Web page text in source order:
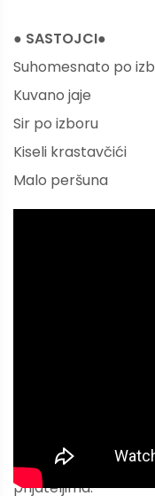
● SASTOJCI●
Suhomesnato po
Kuvano jaje
Sir po izboru
Kiseli krastavčići
Malo peršuna
može biti koristan i
prijateljima.